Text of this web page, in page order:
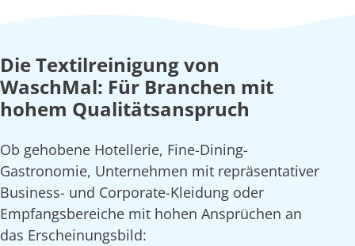
Die Textilreinigung von
WaschMal: Für Branchen mit
hohem Qualitätsanspruch
Ob gehobene Hotellerie, Fine-Dining-
Gastronomie, Unternehmen mit repräsentativer
Business- und Corporate-Kleidung oder
Empfangsbereiche mit hohen Ansprüchen an
das Erscheinungsbild: